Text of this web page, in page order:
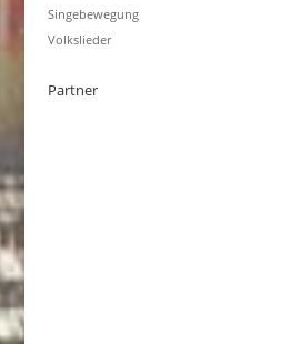
Singebewegung
Volkslieder
Partner